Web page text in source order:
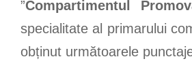
”Compartimentul
specialitate al primarului
obținut următoarele